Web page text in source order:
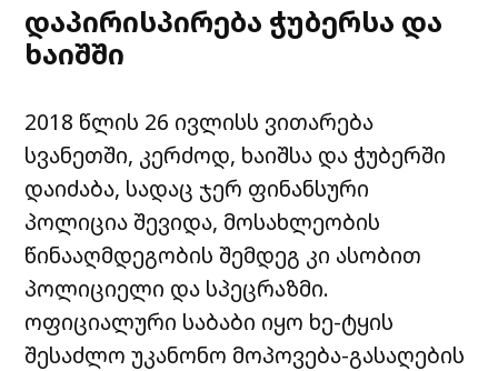
დაპირისპირება ჭუბერსა და
ხაიშში
2018 წლის 26 ივლისს ვითარება
სვანეთში, კერძოდ, ხაიშსა და ჭუბერში
დაიძაბა, სადაც ჯერ ფინანსური
პოლიცია შევიდა, მოსახლეობის
წინააღმდეგობის შემდეგ კი ასობით
პოლიციელი და სპეცრაზმი.
ოფიციალური საბაბი იყო ხე-ტყის
შესაძლო უკანონო მოპოვება-გასაღების